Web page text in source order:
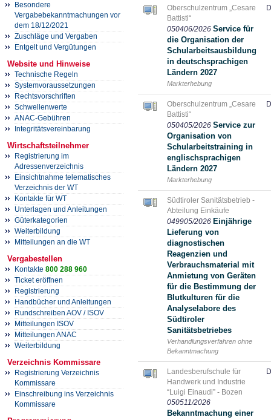
Besondere
Vergabebekanntmachungen vor
dem 18/12/2021
Zuschläge und Vergaben
Entgelt und Vergütungen
Website und Hinweise
Technische Regeln
Systemvoraussetzungen
Rechtsvorschriften
Schwellenwerte
ANAC-Gebühren
Integritätsvereinbarung
Wirtschaftsteilnehmer
Registrierung im
Adressenverzeichnis
Einsichtnahme telematisches
Verzeichnis der WT
Kontakte für WT
Unterlagen und Anleitungen
Güterkategorien
Weiterbildung
Mitteilungen an die WT
Vergabestellen
Kontakte 800 288 960
Ticket eröffnen
Registrierung
Handbücher und Anleitungen
Rundschreiben AOV / ISOV
Mitteilungen ISOV
Mitteilungen ANAC
Weiterbildung
Verzeichnis Kommissare
Registrierung Verzeichnis
Kommissare
Einschreibung ins Verzeichnis
Kommissare
Oberschulzentrum „Cesare
Battisti“
050406/2026 Service für
die Organisation der
Schularbeitsausbildung
in deutschsprachigen
Ländern 2027
Markterhebung
Oberschulzentrum „Cesare
Battisti“
050405/2026 Service zur
Organisation von
Schularbeitstraining in
englischsprachigen
Ländern 2027
Markterhebung
Südtiroler Sanitätsbetrieb -
Abteilung Einkäufe
049905/2026 Einjährige
Lieferung von
diagnostischen
Reagenzien und
Verbrauchsmaterial mit
Anmietung von Geräten
für die Bestimmung der
Blutkulturen für die
Analyselabore des
Südtiroler
Sanitätsbetriebes
Verhandlungsverfahren ohne
Bekanntmachung
Landesberufschule für
Handwerk und Industrie
“Luigi Einaudi” - Bozen
050511/2026
Bekanntmachung einer